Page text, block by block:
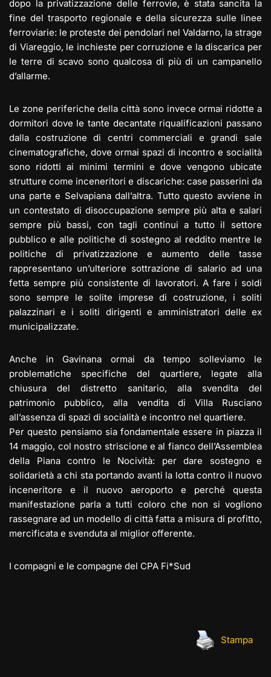
dopo la privatizzazione delle ferrovie, è stata sancita la
fine del trasporto regionale e della sicurezza sulle linee
ferroviarie: le proteste dei pendolari nel Valdarno, la strage
di Viareggio, le inchieste per corruzione e la discarica per
le terre di scavo sono qualcosa di più di un campanello
d’allarme.
Le zone periferiche della città sono invece ormai ridotte a
dormitori dove le tante decantate riqualificazioni passano
dalla costruzione di centri commerciali e grandi sale
cinematografiche, dove ormai spazi di incontro e socialità
sono ridotti ai minimi termini e dove vengono ubicate
strutture come inceneritori e discariche: case passerini da
una parte e Selvapiana dall’altra. Tutto questo avviene in
un contestato di disoccupazione sempre più alta e salari
sempre più bassi, con tagli continui a tutto il settore
pubblico e alle politiche di sostegno al reddito mentre le
politiche di privatizzazione e aumento delle tasse
rappresentano un’ulteriore sottrazione di salario ad una
fetta sempre più consistente di lavoratori. A fare i soldi
sono sempre le solite imprese di costruzione, i soliti
palazzinari e i soliti dirigenti e amministratori delle ex
municipalizzate.
Anche in Gavinana ormai da tempo solleviamo le
problematiche specifiche del quartiere, legate alla
chiusura del distretto sanitario, alla svendita del
patrimonio pubblico, alla vendita di Villa Rusciano
all’assenza di spazi di socialità e incontro nel quartiere.
Per questo pensiamo sia fondamentale essere in piazza il
14 maggio, col nostro striscione e al fianco dell’Assemblea
della Piana contro le Nocività: per dare sostegno e
solidarietà a chi sta portando avanti la lotta contro il nuovo
inceneritore e il nuovo aeroporto e perché questa
manifestazione parla a tutti coloro che non si vogliono
rassegnare ad un modello di città fatta a misura di profitto,
mercificata e svenduta al miglior offerente.
I compagni e le compagne del CPA Fi*Sud
Stampa